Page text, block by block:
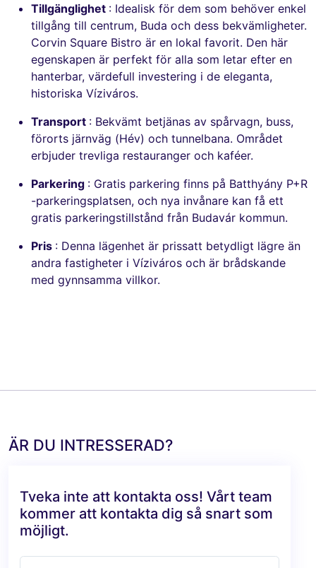
Tillgänglighet : Idealisk för dem som behöver enkel
tillgång till centrum, Buda och dess bekvämligheter.
Corvin Square Bistro är en lokal favorit. Den här
egenskapen är perfekt för alla som letar efter en
hanterbar, värdefull investering i de eleganta,
historiska Víziváros.
Transport : Bekvämt betjänas av spårvagn, buss,
förorts järnväg (Hév) och tunnelbana. Området
erbjuder trevliga restauranger och kaféer.
Parkering : Gratis parkering finns på Batthyány P+R
-parkeringsplatsen, och nya invånare kan få ett
gratis parkeringstillstånd från Budavár kommun.
Pris : Denna lägenhet är prissatt betydligt lägre än
andra fastigheter i Víziváros och är brådskande
med gynnsamma villkor.
ÄR DU INTRESSERAD?
Tveka inte att kontakta oss! Vårt team
kommer att kontakta dig så snart som
möjligt.